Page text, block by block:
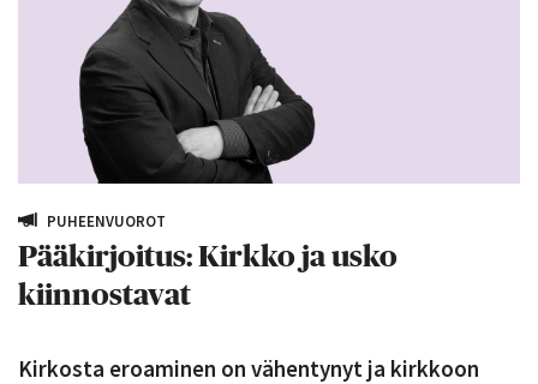
PUHEENVUOROT
Pääkirjoitus: Kirkko ja usko
kiinnostavat
Kirkosta eroaminen on vähentynyt ja kirkkoon